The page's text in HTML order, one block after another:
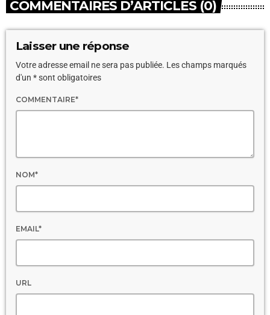
COMMENTAIRES D’ARTICLES (0)
Laisser une réponse
Votre adresse email ne sera pas publiée. Les champs marqués
d'un * sont obligatoires
COMMENTAIRE*
NOM*
EMAIL*
URL